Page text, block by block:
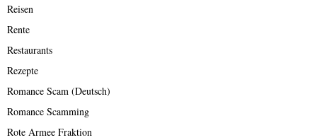
Reisen
Rente
Restaurants
Rezepte
Romance Scam (Deutsch)
Romance Scamming
Rote Armee Fraktion